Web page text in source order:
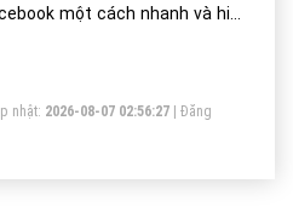
một cách nhanh và hiệu
nhật: 2026-08-07 02:56:27
Đăng